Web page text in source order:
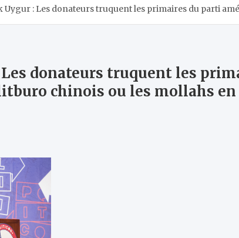
Uygur : Les donateurs truquent les primaires du parti
Les donateurs truquent les
chinois ou les mollahs